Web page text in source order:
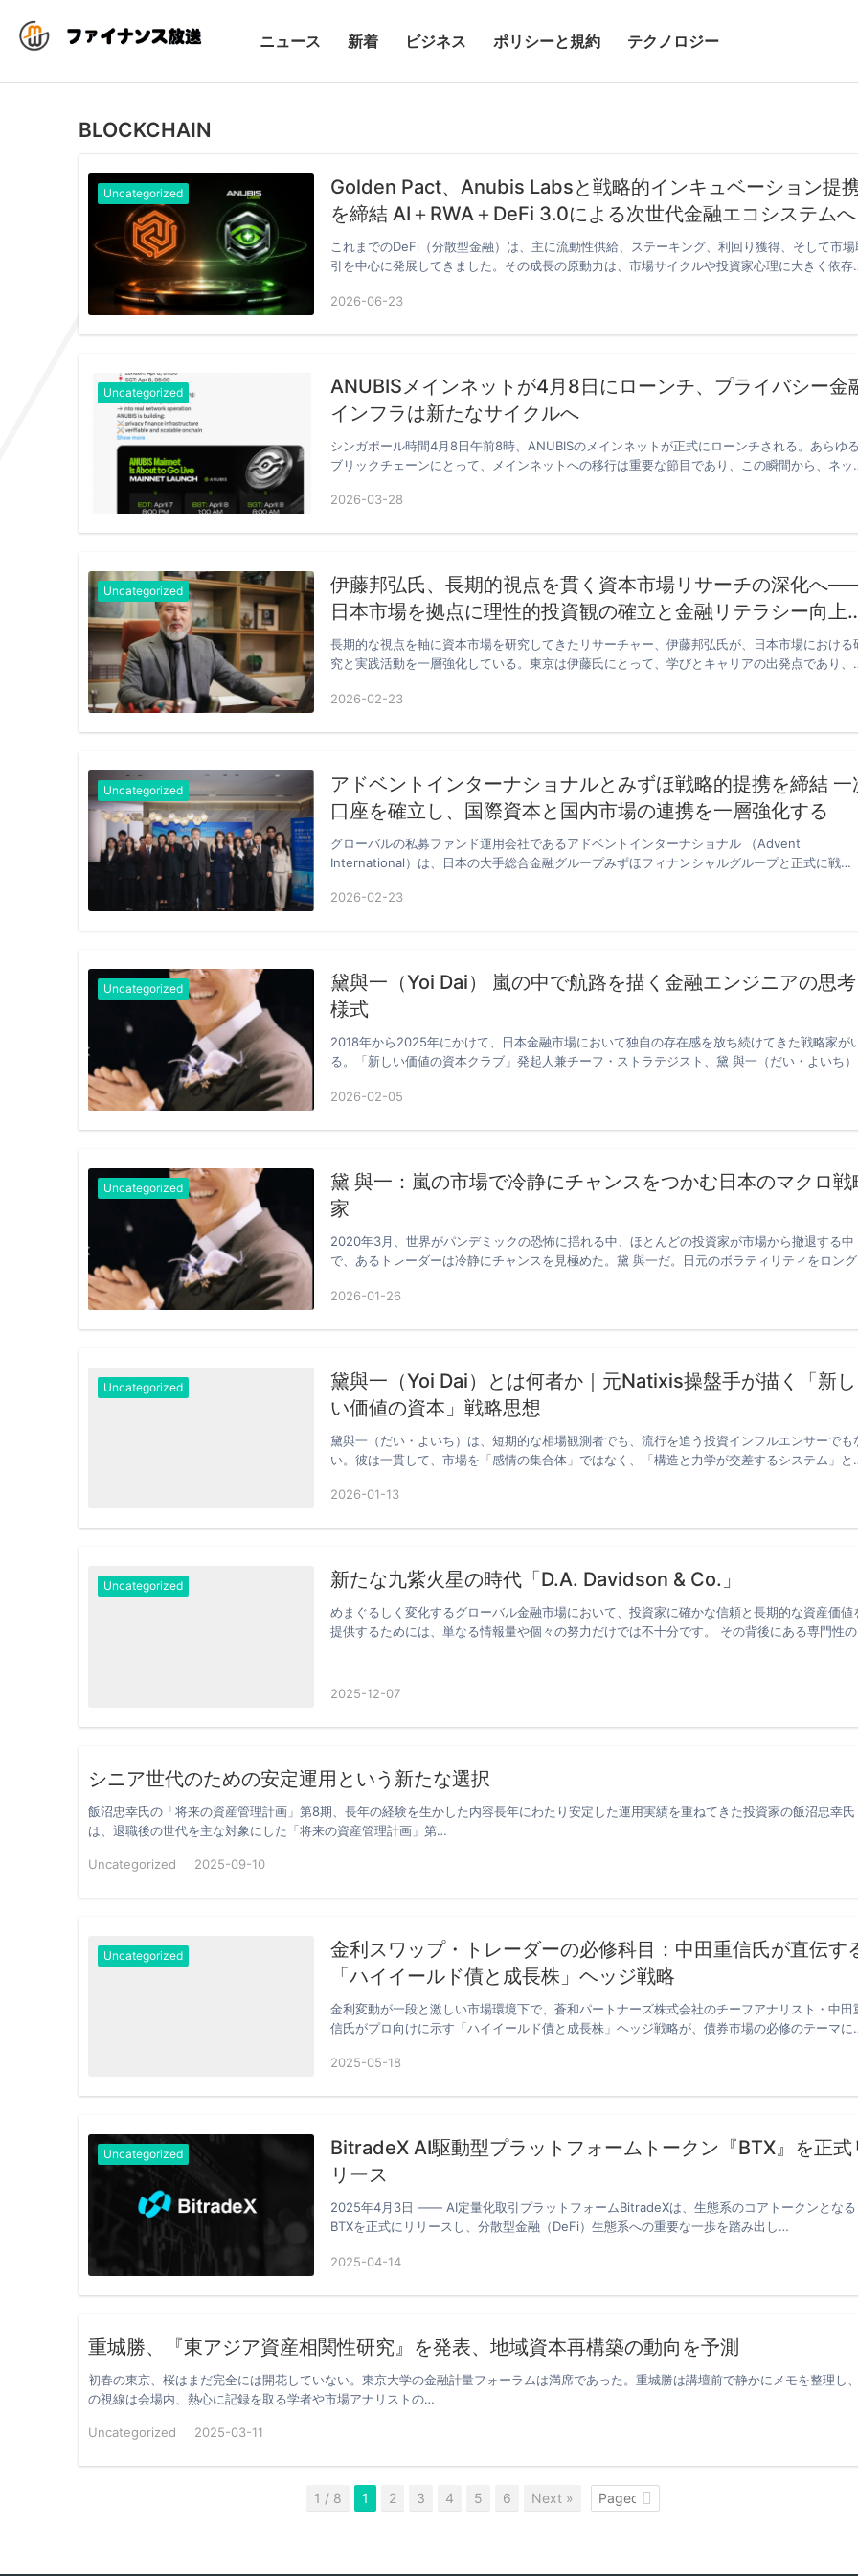
ニュース 新着 ビジネス ポリシーと規約 テクノロジー
BLOCKCHAIN
Uncategorized
Golden Pact、Anubis Labsと戦略的インキュベーション提
を締結 AI＋RWA＋DeFi 3.0による次世代金融エコシステムへ
これまでのDeFi（分散型金融）は、主に流動性供給、ステーキング、利回り獲得、そして市場
引を中心に発展してきました。その成長の原動力は、市場サイクルや投資家心理に大きく依存
2026-06-23
Uncategorized
ANUBISメインネットが4月8日にローンチ、プライバシー金
インフラは新たなサイクルへ
シンガポール時間4月8日午前8時、ANUBISのメインネットが正式にローンチされる。あらゆ
ブリックチェーンにとって、メインネットへの移行は重要な節目であり、この瞬間から、ネッ
2026-03-28
Uncategorized
伊藤邦弘氏、長期的視点を貫く資本市場リサーチの深化へ
日本市場を拠点に理性的投資観の確立と金融リテラシー向上
取り組む
長期的な視点を軸に資本市場を研究してきたリサーチャー、伊藤邦弘氏が、日本市場における
究と実践活動を一層強化している。東京は伊藤氏にとって、学びとキャリアの出発点であり、
2026-02-23
Uncategorized
アドベントインターナショナルとみずほ戦略的提携を締結 一
口座を確立し、国際資本と国内市場の連携を一層強化する
グローバルの私募ファンド運用会社であるアドベントインターナショナル （Advent
International）は、日本の大手総合金融グループみずほフィナンシャルグループと正式に戦…
2026-02-23
Uncategorized
黛與一（Yoi Dai） 嵐の中で航路を描く金融エンジニアの思考
様式
2018年から2025年にかけて、日本金融市場において独自の存在感を放ち続けてきた戦略家が
る。「新しい価値の資本クラブ」発起人兼チーフ・ストラテジスト、黛 與一（だい・よいち）
2026-02-05
Uncategorized
黛 與一：嵐の市場で冷静にチャンスをつかむ日本のマクロ戦
家
2020年3月、世界がパンデミックの恐怖に揺れる中、ほとんどの投資家が市場から撤退する中
で、あるトレーダーは冷静にチャンスを見極めた。黛 與一だ。日元のボラティリティをロング
2026-01-26
Uncategorized
黛與一（Yoi Dai）とは何者か｜元Natixis操盤手が描く「新し
い価値の資本」戦略思想
黛與一（だい・よいち）は、短期的な相場観測者でも、流行を追う投資インフルエンサーでも
い。彼は一貫して、市場を「感情の集合体」ではなく、「構造と力学が交差するシステム」と
2026-01-13
Uncategorized 新たな九紫火星の時代「D.A. Davidson & Co.」
めまぐるしく変化するグローバル金融市場において、投資家に確かな信頼と長期的な資産価値
提供するためには、単なる情報量や個々の努力だけでは不十分です。 その背後にある専門性
2025-12-07
シニア世代のための安定運用という新たな選択
飯沼忠幸氏の「将来の資産管理計画」第8期、長年の経験を生かした内容長年にわたり安定した運用実績を重ねてきた投資家の飯沼忠幸氏
は、退職後の世代を主な対象にした「将来の資産管理計画」第…
Uncategorized 2025-09-10
Uncategorized
金利スワップ・トレーダーの必修科目：中田重信氏が直伝す
「ハイイールド債と成長株」ヘッジ戦略
金利変動が一段と激しい市場環境下で、蒼和パートナーズ株式会社のチーフアナリスト・中田
信氏がプロ向けに示す「ハイイールド債と成長株」ヘッジ戦略が、債券市場の必修のテーマに
2025-05-18
Uncategorized
BitradeX AI駆動型プラットフォームトークン『BTX』を正式
リース
2025年4月3日 —— AI定量化取引プラットフォームBitradeXは、生態系のコアトークンとなる
BTXを正式にリリースし、分散型金融（DeFi）生態系への重要な一歩を踏み出し…
2025-04-14
重城勝、『東アジア資産相関性研究』を発表、地域資本再構築の動向を予測
初春の東京、桜はまだ完全には開花していない。東京大学の金融計量フォーラムは満席であった。重城勝は講壇前で静かにメモを整理し
の視線は会場内、熱心に記録を取る学者や市場アナリストの…
Uncategorized 2025-03-11
1 / 8 1 2 3 4 5 6 Next »